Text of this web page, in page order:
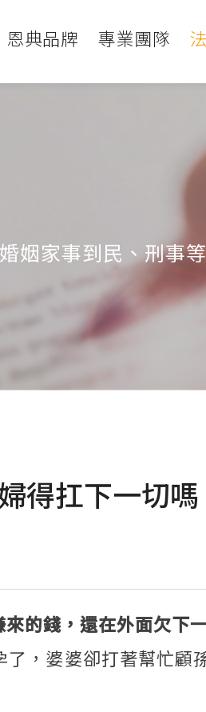
恩典品牌 專業團隊
姻家事到民、刑事
得扛下一切
的錢，還在外面欠下
，婆婆卻打著幫忙顧